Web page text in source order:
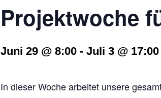
Projektwoche
Juni 29 @ 8:00 - Juli 3 @ 17:00
In dieser Woche arbeitet unsere